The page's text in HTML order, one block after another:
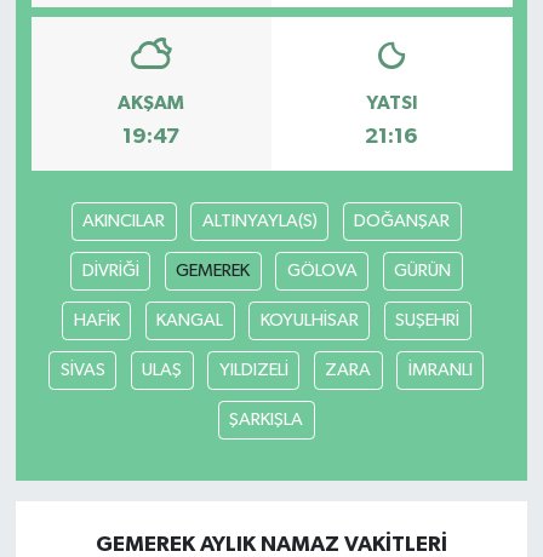
AKŞAM
19:47
YATSI
21:16
AKINCILAR ALTINYAYLA(S) DOĞANŞAR
DİVRİĞİ GEMEREK GÖLOVA GÜRÜN
HAFİK KANGAL KOYULHİSAR SUŞEHRİ
SİVAS ULAŞ YILDIZELİ ZARA İMRANLI
ŞARKIŞLA
GEMEREK AYLIK NAMAZ VAKITLERI